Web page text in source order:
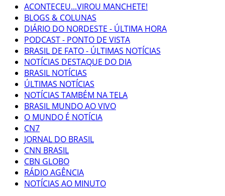
ACONTECEU...VIROU MANCHETE!
BLOGS & COLUNAS
DIÁRIO DO NORDESTE - ÚLTIMA HORA
PODCAST - PONTO DE VISTA
BRASIL DE FATO - ÚLTIMAS NOTÍCIAS
NOTÍCIAS DESTAQUE DO DIA
BRASIL NOTÍCIAS
ÚLTIMAS NOTÍCIAS
NOTÍCIAS TAMBÉM NA TELA
BRASIL MUNDO AO VIVO
O MUNDO É NOTÍCIA
CN7
JORNAL DO BRASIL
CNN BRASIL
CBN GLOBO
RÁDIO AGÊNCIA
NOTÍCIAS AO MINUTO